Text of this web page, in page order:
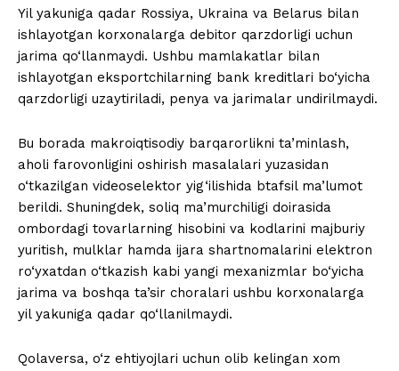
Yil yakuniga qadar Rossiya, Ukraina va Belarus bilan
ishlayotgan korxonalarga debitor qarzdorligi uchun
jarima qo‘llanmaydi. Ushbu mamlakatlar bilan
ishlayotgan eksportchilarning bank kreditlari bo‘yicha
qarzdorligi uzaytiriladi, penya va jarimalar undirilmaydi.
Bu borada makroiqtisodiy barqarorlikni ta’minlash,
aholi farovonligini oshirish masalalari yuzasidan
o‘tkazilgan videoselektor yig‘ilishida btafsil ma’lumot
berildi. Shuningdek, soliq ma’murchiligi doirasida
ombordagi tovarlarning hisobini va kodlarini majburiy
yuritish, mulklar hamda ijara shartnomalarini elektron
ro‘yxatdan o‘tkazish kabi yangi mexanizmlar bo‘yicha
jarima va boshqa ta’sir choralari ushbu korxonalarga
yil yakuniga qadar qo‘llanilmaydi.
Qolaversa, o‘z ehtiyojlari uchun olib kelingan xom